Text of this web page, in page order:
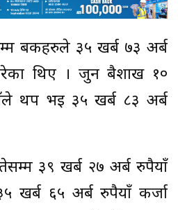
बैंकहरुले ३५ खर्ब ७३ अर्ब
थिए । जुन बैशाख १०
थप भइ ३५ खर्ब ८३ अर्ब
३९ खर्ब २७ अर्ब रुपैयाँ
खर्ब ६५ अर्ब रुपैयाँ कर्जा